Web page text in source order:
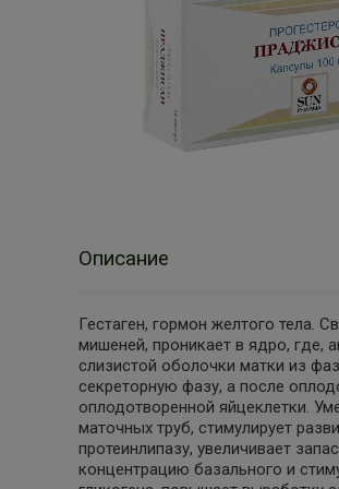
Описание
Гестаген, гормон желтого тела.
мишеней, проникает в ядро, где,
слизистой оболочки матки из
секреторную фазу, а после
оплодотворенной яйцеклетки.
маточных труб, стимулирует
протеинлипазу, увеличивает
концентрацию базального и